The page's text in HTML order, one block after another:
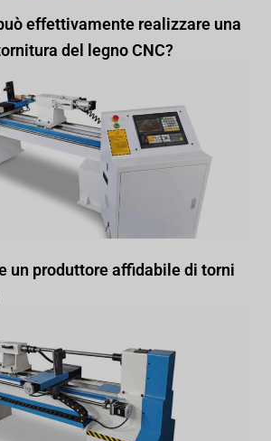
effettivamente realizzare una
del legno CNC?
un produttore affidabile di torni